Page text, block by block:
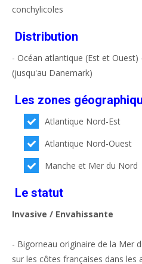
conchylicoles
Distribution
- Océan atlantique (Est et
(jusqu'au Danemark)
Les zones
Atlantique Nord-Est
Atlantique Nord-Ouest
Manche et Mer du Nord
Le statut
Invasive / Envahissante
- Bigorneau originaire de la Mer
sur les côtes françaises dans les